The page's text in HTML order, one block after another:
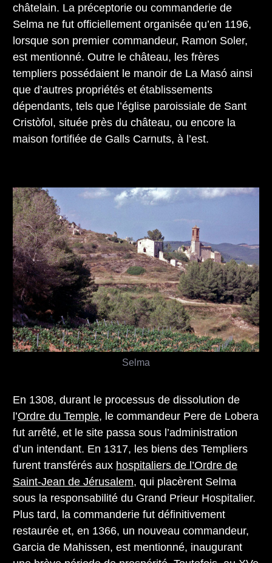
châtelain. La préceptorie ou commanderie de
Selma ne fut officiellement organisée qu’en 1196,
lorsque son premier commandeur, Ramon Soler,
est mentionné. Outre le château, les frères
templiers possédaient le manoir de La Masó ainsi
que d’autres propriétés et établissements
dépendants, tels que l’église paroissiale de Sant
Cristòfol, située près du château, ou encore la
maison fortifiée de Galls Carnuts, à l’est.
En 1308, durant le processus de dissolution de
l’Ordre du Temple, le commandeur Pere de Lobera
fut arrêté, et le site passa sous l’administration
d’un intendant. En 1317, les biens des Templiers
furent transférés aux hospitaliers de l’Ordre de
Saint-Jean de Jérusalem, qui placèrent Selma
sous la responsabilité du Grand Prieur Hospitalier.
Plus tard, la commanderie fut définitivement
restaurée et, en 1366, un nouveau commandeur,
Garcia de Mahissen, est mentionné, inaugurant
Selma